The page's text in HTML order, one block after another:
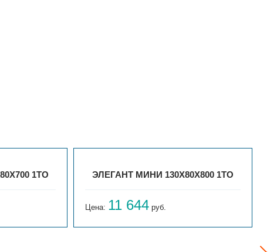
1ТО ЭЛЕГАНТ МИНИ 130X80X800 1ТО
Цена: 11 644 руб.